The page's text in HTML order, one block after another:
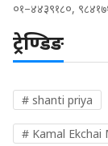
०१–४४३९१८०,
ट्रेण्डिङ
# shanti priya
# Kamal Ekchai